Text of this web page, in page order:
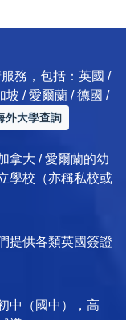
務，包括：英國 /
坡 / 愛爾蘭 / 德國 /
外大學查詢
拿大 / 愛爾蘭的幼
學校（亦稱私校或
提供各類英國簽證
中（國中），高